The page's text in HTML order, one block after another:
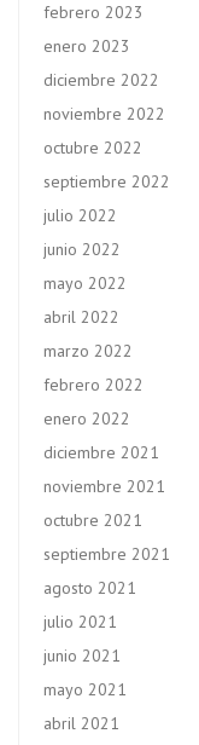
febrero 2023
enero 2023
diciembre 2022
noviembre 2022
octubre 2022
septiembre 2022
julio 2022
junio 2022
mayo 2022
abril 2022
marzo 2022
febrero 2022
enero 2022
diciembre 2021
noviembre 2021
octubre 2021
septiembre 2021
agosto 2021
julio 2021
junio 2021
mayo 2021
abril 2021